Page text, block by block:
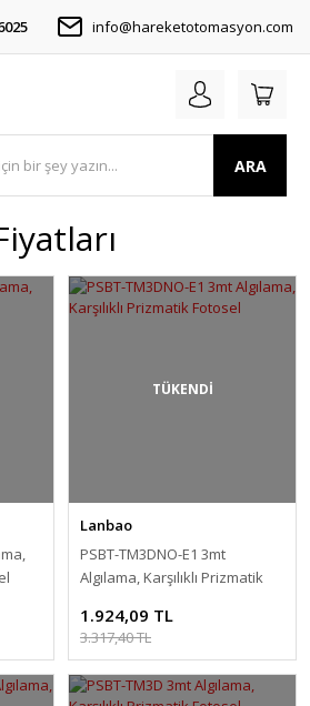
info@hareketotomasyon.com
ARA
TÜKENDİ
Lanbao
PSBT-TM3DNO-E1 3mt
Algılama, Karşılıklı Prizmatik
1.924,09 TL
3.317,40 TL